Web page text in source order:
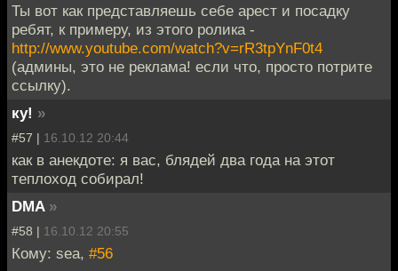
Ты вот как представляешь себе арест и посадку
ребят, к примеру, из этого ролика -
http://www.youtube.com/watch?v=rR3tpYnF0t4
(админы, это не реклама! если что, просто потрите
ссылку).
ку! »
#57 | 16.10.12 20:44
как в анекдоте: я вас, блядей два года на этот
теплоход собирал!
DMA »
#58 | 16.10.12 20:55
Кому: sea, #56